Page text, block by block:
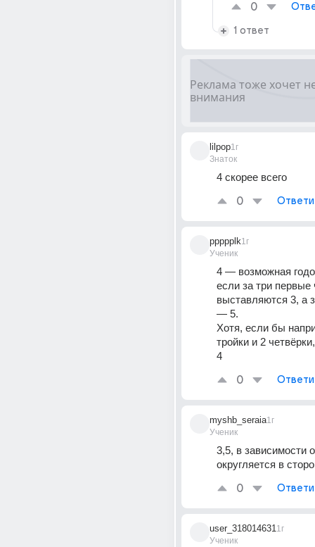
0
1 ответ
lilpop
Знаток
1г
4 скорее всего
0
ppppplk
Ученик
1г
4 — возможная
если за три первые
выставляются 3, а
— 5.
Хотя, если бы
тройки и 2
4
0
myshb_seraia
Ученик
1г
3,5, в зависимости
округляется в
0
user_318014631
Ученик
1г